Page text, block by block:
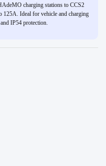
charging stations to CCS2
125A. Ideal for vehicle and charging
IP54 protection.